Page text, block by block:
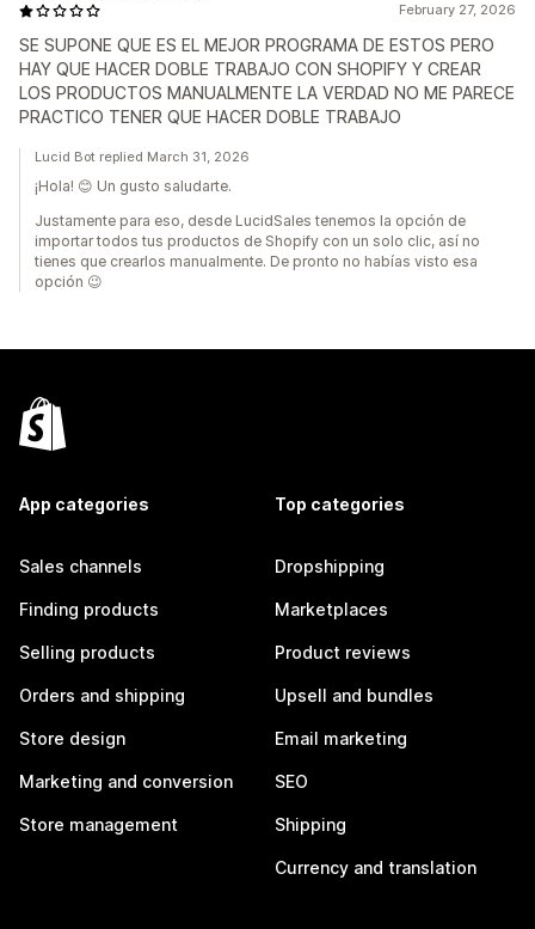
February 27, 2026
SE SUPONE QUE ES EL MEJOR PROGRAMA DE ESTOS PERO
HAY QUE HACER DOBLE TRABAJO CON SHOPIFY Y CREAR
LOS PRODUCTOS MANUALMENTE LA VERDAD NO ME PARECE
PRACTICO TENER QUE HACER DOBLE TRABAJO
Lucid Bot replied March 31, 2026
¡Hola! 😊 Un gusto saludarte.
Justamente para eso, desde LucidSales tenemos la opción de
importar todos tus productos de Shopify con un solo clic, así no
tienes que crearlos manualmente. De pronto no habías visto esa
opción 😉
App categories
Sales channels
Finding products
Selling products
Orders and shipping
Store design
Marketing and conversion
Store management
Top categories
Dropshipping
Marketplaces
Product reviews
Upsell and bundles
Email marketing
SEO
Shipping
Currency and translation